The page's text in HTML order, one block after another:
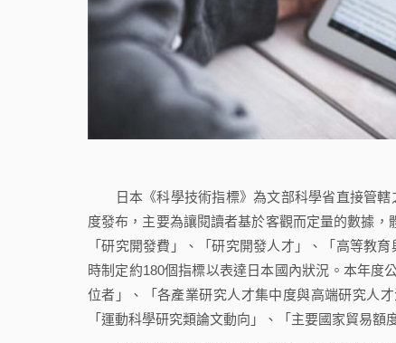
日本《科學技術指標》為文部科學省直接管轄
度發布，主要為讓閱讀者基於客觀而定量的數據
「研究開發費」、「研究開發人才」、「高等教
時制定約180個指標以表達日本國內狀況。本年度
位者」、「各產業研究人才集中度與高端研究人
「運動科學研究類論文動向」、「主要國家貿易